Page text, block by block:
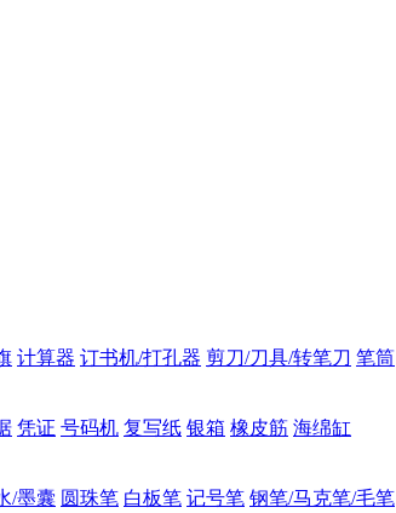
计算器 订书机/打孔器 剪刀/刀具/转笔刀 笔筒
凭证 号码机 复写纸 银箱 橡皮筋 海绵缸
/墨囊 圆珠笔 白板笔 记号笔 钢笔/马克笔/毛笔